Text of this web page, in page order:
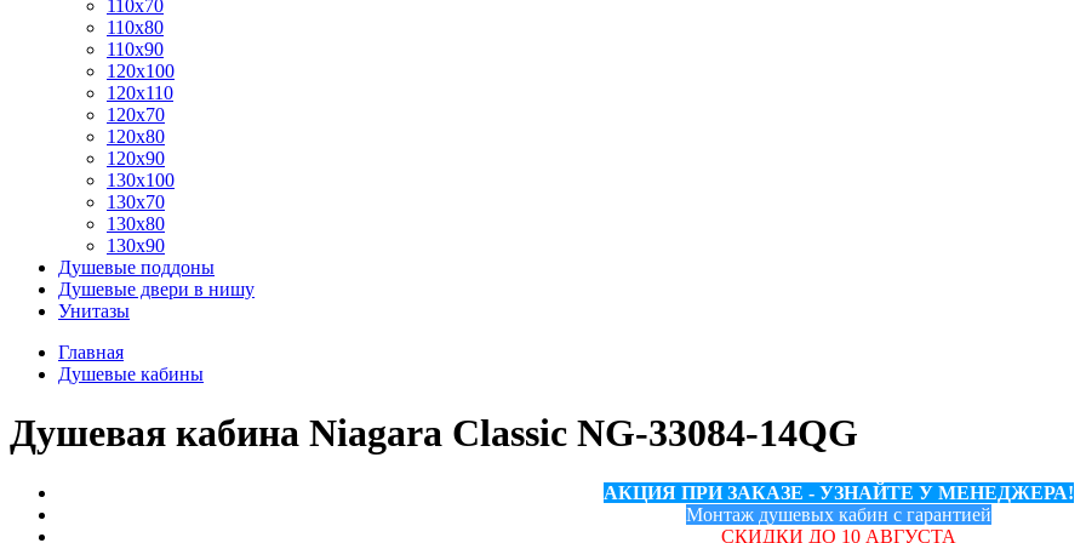
110x70
110x80
110x90
120x100
120x110
120x70
120x80
120x90
130x100
130x70
130x80
130x90
Душевые поддоны
Душевые двери в нишу
Унитазы
Главная
Душевые кабины
Душевая кабина Niagara Classic NG-33084-14QG
АКЦИЯ ПРИ ЗАКАЗЕ - УЗНАЙТЕ У МЕНЕДЖЕРА!
Монтаж душевых кабин с гарантией
СКИДКИ ДО 10 АВГУСТА